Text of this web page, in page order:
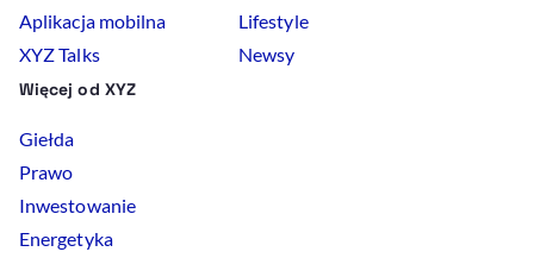
Aplikacja mobilna
XYZ Talks
Lifestyle
Newsy
Więcej od XYZ
Giełda
Prawo
Inwestowanie
Energetyka